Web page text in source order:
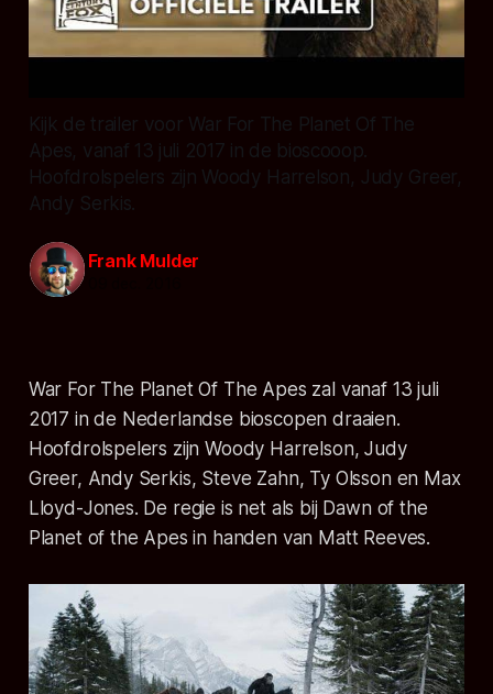
Kijk de trailer voor War For The Planet Of The
Apes, vanaf 13 juli 2017 in de bioscooop.
Hoofdrolspelers zijn Woody Harrelson, Judy Greer,
Andy Serkis.
Frank Mulder
War For The Planet Of The Apes zal vanaf 13 juli
2017 in de Nederlandse bioscopen draaien.
Hoofdrolspelers zijn Woody Harrelson, Judy
Greer, Andy Serkis, Steve Zahn, Ty Olsson en Max
Lloyd-Jones. De regie is net als bij Dawn of the
Planet of the Apes in handen van Matt Reeves.